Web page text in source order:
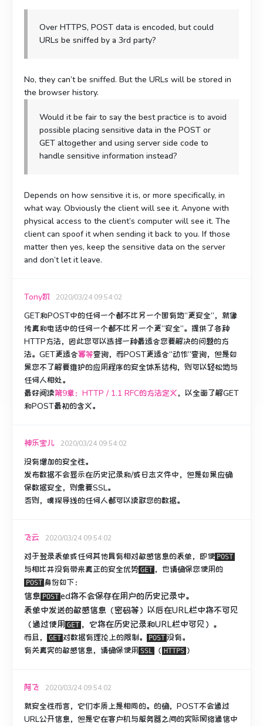
Over HTTPS, POST data is encoded, but could
URLs be sniffed by a 3rd party?
No, they can’t be sniffed. But the URLs will be stored in
the browser history.
Would it be fair to say the best practice is to avoid
possible placing sensitive data in the POST or
GET altogether and using server side code to
handle sensitive information instead?
Depends on how sensitive it is, or more specifically, in
what way. Obviously the client will see it. Anyone with
physical access to the client’s computer will see it. The
client can spoof it when sending it back to you. If those
matter then yes, keep the sensitive data on the server
and don’t let it leave.
Tony凯 2020/03/24 09:54:02
GET和POST中的任何一个都不比另一个固有地“更安全”，就像
传真和电话中的任何一个都不比另一个更“安全”。 提供了各种
HTTP方法，因此您可以选择一种最适合您要解决的问题的方
法。 GET更适合幂等查询，而POST更适合“动作”查询，但是如
果您不了解要维护的应用程序的安全体系结构，则可以轻松地与
任何人相处。
最好阅读第9章： HTTP / 1.1 RFC的方法定义， 以全面了解GET
和POST最初的含义。
神乐宝儿 2020/03/24 09:54:02
没有增加的安全性。
发布数据不会显示在历史记录和/或日志文件中，但是如果应确
保数据安全，则需要SSL。
否则，嗅探导线的任何人都可以读取您的数据。
飞云 2020/03/24 09:54:02
对于登录表单或任何其他具有相对敏感信息的表单， 即使 POST
与相比并没有带来真正的安全优势 GET ，也请确保您使用的
POST 身份如下：
信息 POST ed将不会保存在用户的历史记录中。
表单中发送的敏感信息（密码等）以后在URL栏中将不可见
（通过使用 GET ，它将在历史记录和URL栏中可见）。
而且， GET 对数据有理论上的限制。 POST 没有。
有关真实的敏感信息，请确保使用 SSL （ HTTPS ）
阿飞 2020/03/24 09:54:02
就安全性而言，它们本质上是相同的。 的确，POST不会通过
URL公开信息，但是它在客户机与服务器之间的实际网络通信中